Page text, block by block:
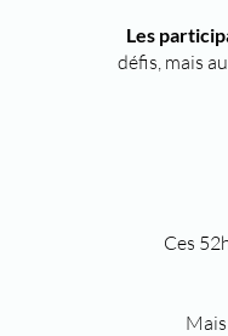
Les
défis, mais
Ces